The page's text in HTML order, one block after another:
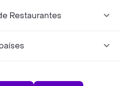
Restaurantes